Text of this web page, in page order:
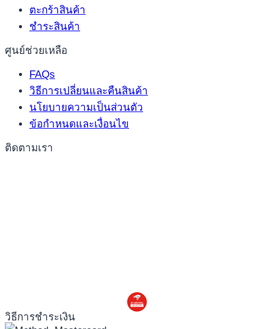
ตะกร้าสินค้า
ชำระสินค้า
ศูนย์ช่วยเหลือ
FAQs
วิธีการเปลี่ยนและคืนสินค้า
นโยบายความเป็นส่วนตัว
ข้อกำหนดและเงื่อนไข
ติดตามเรา
วิธีการชำระเงิน